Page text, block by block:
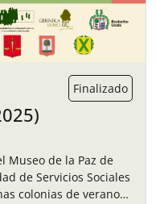
Finalizado
Museo de la Paz de
de Servicios Sociales
colonias de verano